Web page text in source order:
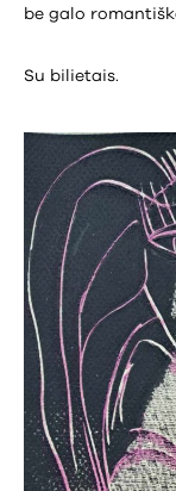
be galo
Su bilietais.